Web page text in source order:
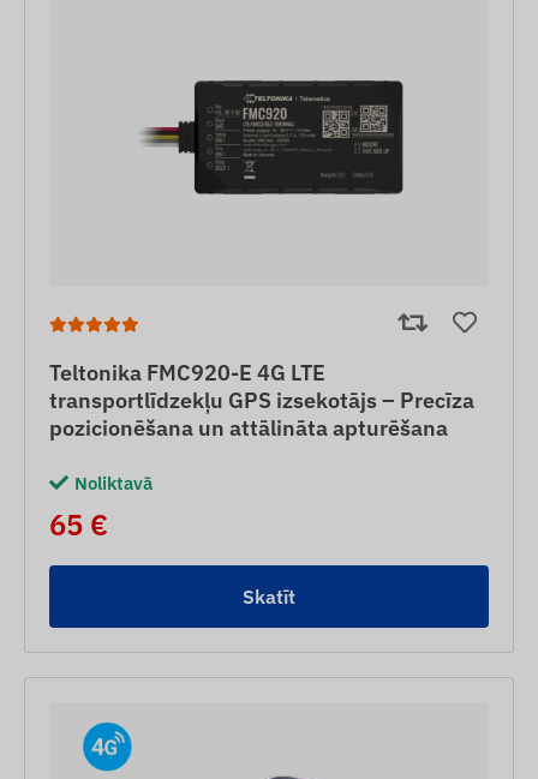
Teltonika FMC920-E 4G LTE
transportlīdzekļu GPS izsekotājs – Precīza
pozicionēšana un attālināta apturēšana
Noliktavā
65 €
Skatīt